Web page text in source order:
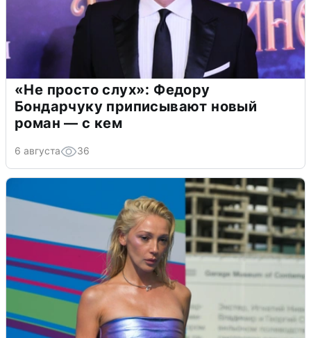
«Не просто слух»: Федору
Бондарчуку приписывают новый
роман — с кем
6 августа 36